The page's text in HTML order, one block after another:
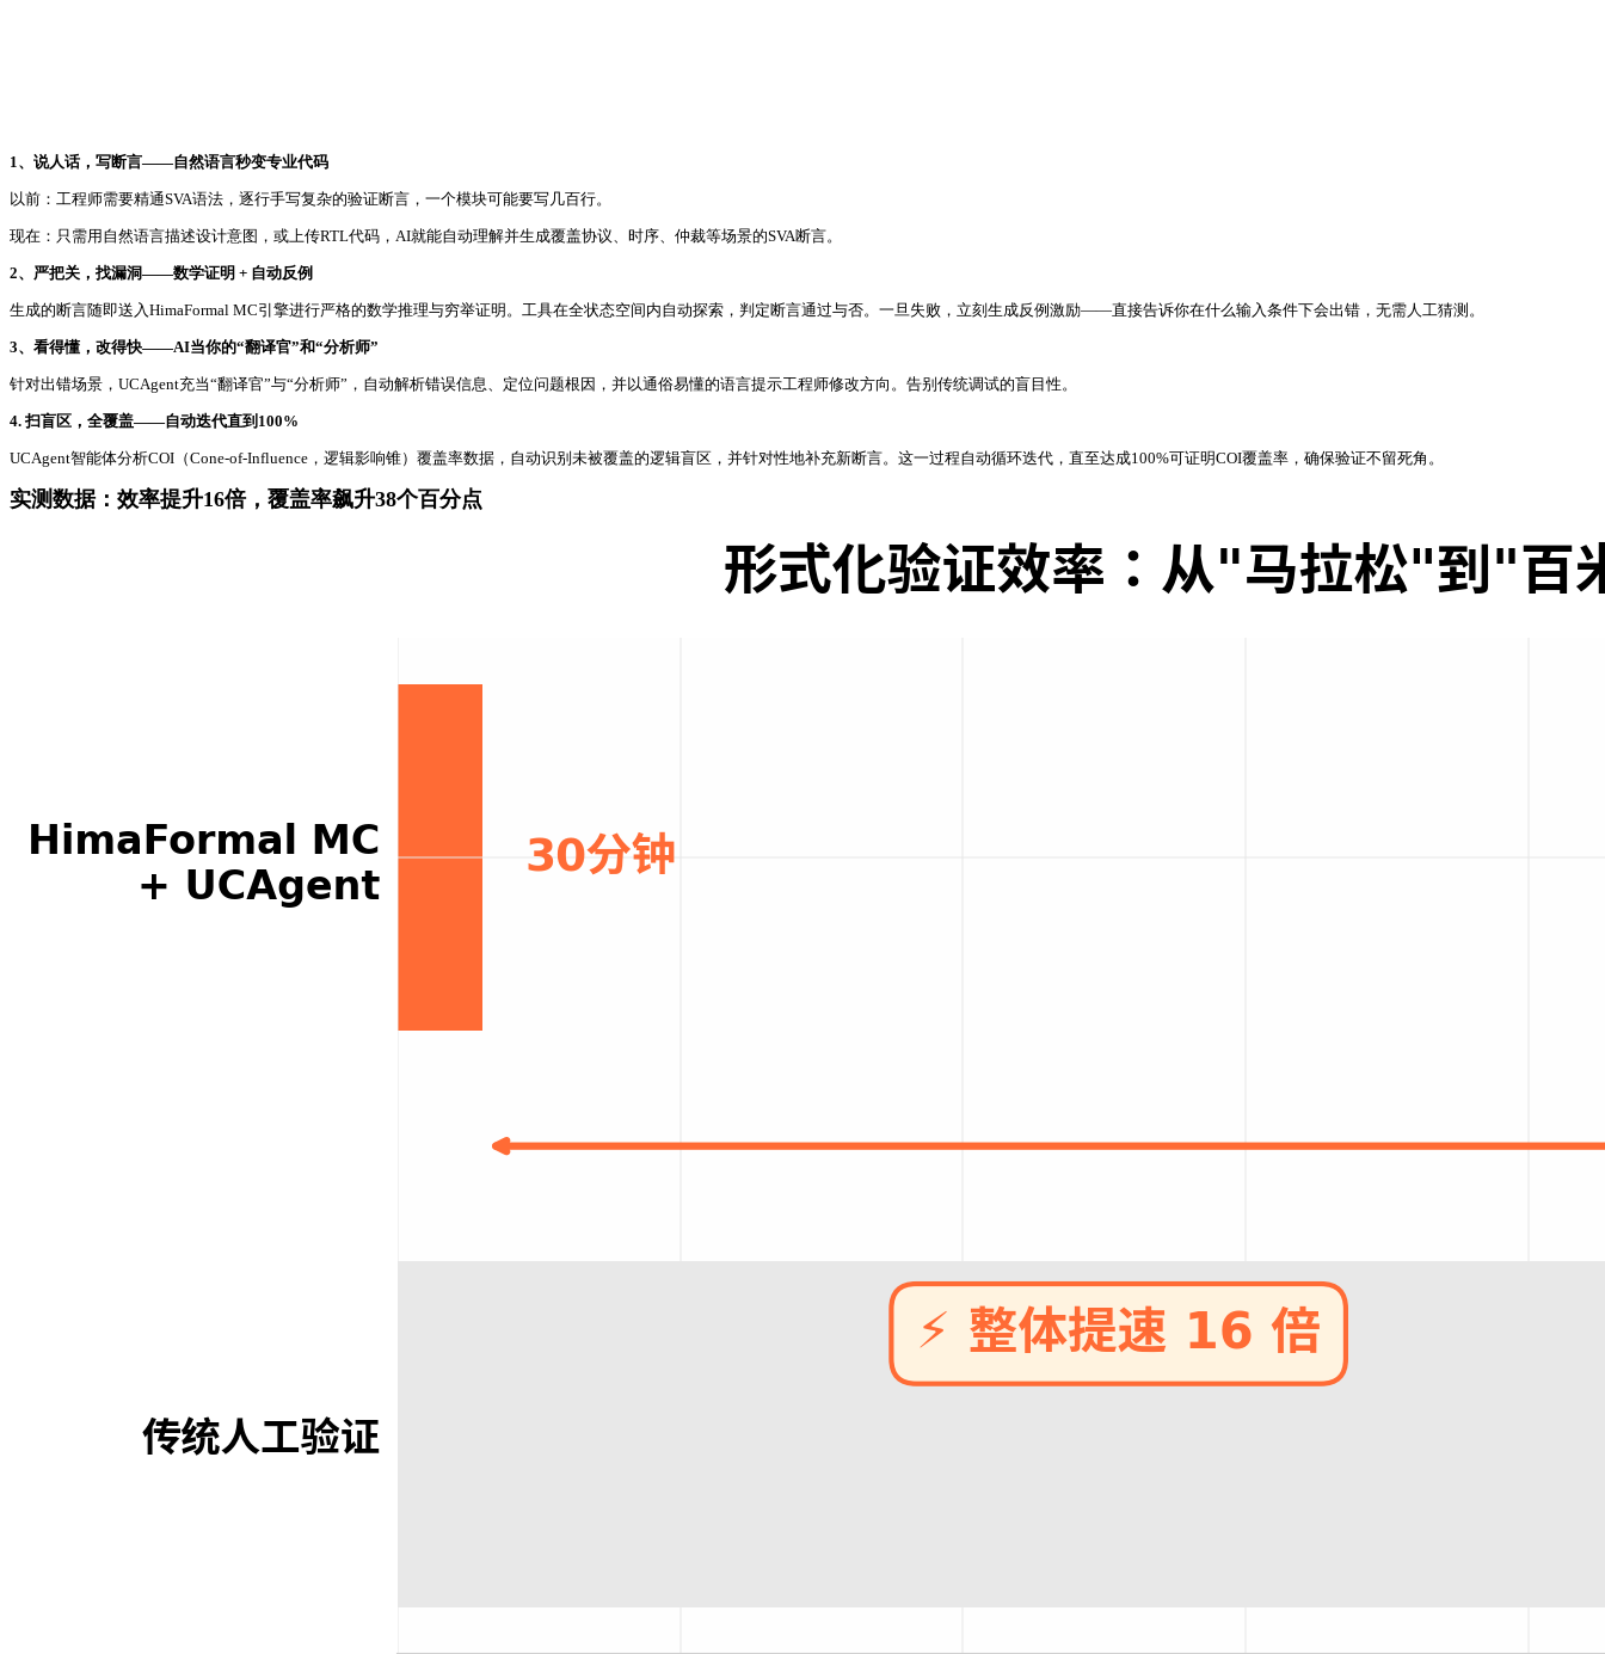
1、说人话，写断言——自然语言秒变专业代码
以前：工程师需要精通SVA语法，逐行手写复杂的验证断言，一个模块可能要写几百行。
现在：只需用自然语言描述设计意图，或上传RTL代码，AI就能自动理解并生成覆盖协议、时序、仲裁等场景的SVA断言。
2、严把关，找漏洞——数学证明 + 自动反例
生成的断言随即送入HimaFormal MC引擎进行严格的数学推理与穷举证明。工具在全状态空间内自动探索，判定断言通过与否。一旦失败，立刻生成反例激励——直接告诉你在什么输入条件下会出错，无需人工猜测。
3、看得懂，改得快——AI当你的“翻译官”和“分析师”
针对出错场景，UCAgent充当“翻译官”与“分析师”，自动解析错误信息、定位问题根因，并以通俗易懂的语言提示工程师修改方向。告别传统调试的盲目性。
4. 扫盲区，全覆盖——自动迭代直到100%
UCAgent智能体分析COI（Cone-of-Influence，逻辑影响锥）覆盖率数据，自动识别未被覆盖的逻辑盲区，并针对性地补充新断言。这一过程自动循环迭代，直至达成100%可证明COI覆盖率，确保验证不留死角。
实测数据：效率提升16倍，覆盖率飙升38个百分点